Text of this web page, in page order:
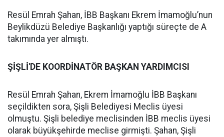
Resül Emrah Şahan, İBB Başkanı Ekrem İmamoğlu’nun
Beylikdüzü Belediye Başkanlığı yaptığı süreçte de A
takımında yer almıştı.
ŞİŞLİ'DE KOORDİNATÖR BAŞKAN YARDIMCISI
Resül Emrah Şahan, Ekrem İmamoğlu İBB Başkanı
seçildikten sora, Şişli Belediyesi Meclis üyesi
olmuştu. Şişli belediye meclisinden İBB meclis üyesi
olarak büyükşehirde meclise girmişti. Şahan, Şişli